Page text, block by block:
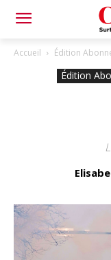
Accueil Édition
Édition